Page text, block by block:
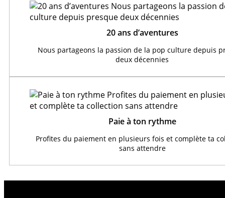
20 ans d’aventures
Nous partageons la passion de la pop culture depuis
deux décennies
Paie à ton rythme
Profites du paiement en plusieurs fois et complète ta
sans attendre